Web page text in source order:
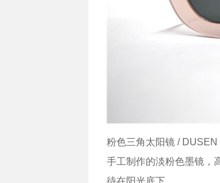
粉色三角太阳镜 / DUSEN
手工制作的淡粉色墨镜，